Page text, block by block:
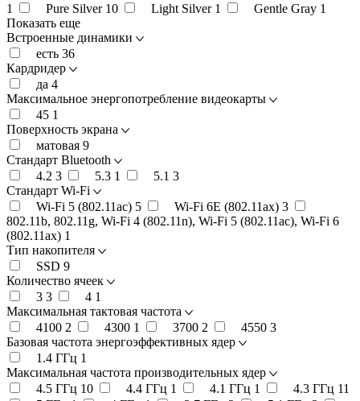
1
Pure Silver 10 Light Silver 1 Gentle Gray 1
Показать еще
Встроенные динамики
есть 36
Кардридер
да 4
Максимальное энергопотребление видеокарты
45 1
Поверхность экрана
матовая 9
Стандарт Bluetooth
4.2 3 5.3 1 5.1 3
Стандарт Wi-Fi
Wi-Fi 5 (802.11ac) 5 Wi-Fi 6E (802.11ax) 3
802.11b, 802.11g, Wi-Fi 4 (802.11n), Wi-Fi 5 (802.11ac), Wi-Fi 6
(802.11ax) 1
Тип накопителя
SSD 9
Количество ячеек
3 3 4 1
Максимальная тактовая частота
4100 2 4300 1 3700 2 4550 3
Базовая частота энергоэффективных ядер
1.4 ГГц 1
Максимальная частота производительных ядер
4.5 ГГц 10 4.4 ГГц 1 4.1 ГГц 1 4.3 ГГц 11